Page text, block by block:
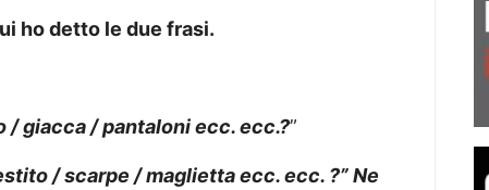
ho detto le due frasi.
/ giacca / pantaloni ecc. ecc.?”
/ scarpe / maglietta ecc. ecc. ?” Ne